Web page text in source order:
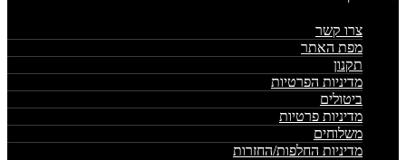
צרו קשר
מפת האתר
תקנון
מדיניות הפרטיות
ביטולים
מדיניות פרטיות
משלוחים
מדיניות החלפות/החזרות